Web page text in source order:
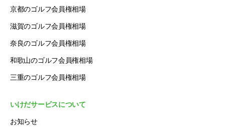
京都のゴルフ会員権相場
滋賀のゴルフ会員権相場
奈良のゴルフ会員権相場
和歌山のゴルフ会員権相場
三重のゴルフ会員権相場
いけだサービスについて
お知らせ